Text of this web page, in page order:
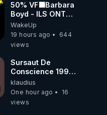
50% VF🟩Barbara
Boyd - ILS ONT
MENTI SUR TOUT
-Jocelyne
Traduction
WakeUp
19 hours ago
644
views
Sursaut De
Conscience 1998
- toujours
d'actualité ....Au
Dela Du Réel
klaudius
One hour ago
16
views